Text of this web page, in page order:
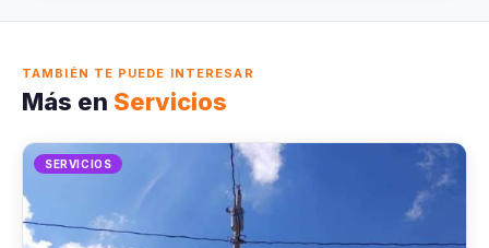
TAMBIÉN TE PUEDE INTERESAR
Más en Servicios
SERVICIOS